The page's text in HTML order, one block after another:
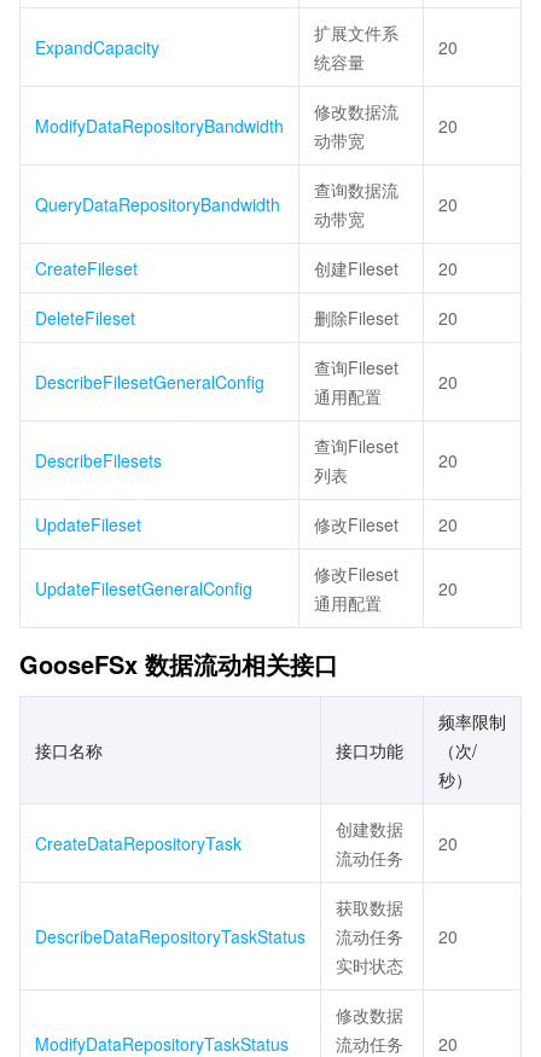
ExpandCapacity
扩展文件系
统容量
20
ModifyDataRepositoryBandwidth
修改数据流
动带宽
20
QueryDataRepositoryBandwidth
查询数据流
动带宽
20
CreateFileset 创建Fileset 20
DeleteFileset 删除Fileset 20
DescribeFilesetGeneralConfig
查询Fileset
通用配置
20
DescribeFilesets
查询Fileset
列表
20
UpdateFileset 修改Fileset 20
UpdateFilesetGeneralConfig
修改Fileset
通用配置
20
GooseFSx 数据流动相关接口
接口名称 接口功能
频率限制
（次/
秒）
CreateDataRepositoryTask
创建数据
流动任务
20
DescribeDataRepositoryTaskStatus
获取数据
流动任务
实时状态
20
ModifyDataRepositoryTaskStatus
修改数据
流动任务
20